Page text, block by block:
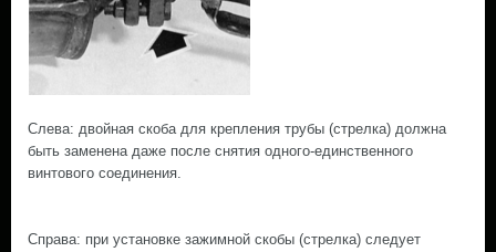
Слева: двойная скоба для крепления трубы (стрелка) должна
быть заменена даже после снятия одного-единственного
винтового соединения.
Справа: при установке зажимной скобы (стрелка) следует